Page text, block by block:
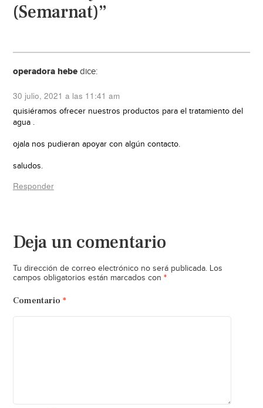
(Semarnat)”
operadora hebe dice:
30 julio, 2021 a las 11:41 am
quisiéramos ofrecer nuestros productos para el tratamiento del
agua .
ojala nos pudieran apoyar con algún contacto.
saludos.
Responder
Deja un comentario
Tu dirección de correo electrónico no será publicada. Los
campos obligatorios están marcados con *
Comentario *